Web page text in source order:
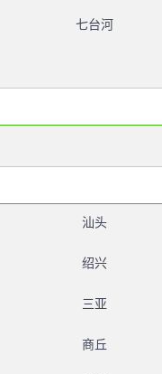
七台河
汕头
绍兴
三亚
商丘